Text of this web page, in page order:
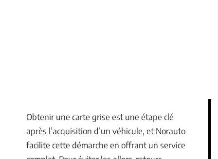
Obtenir une carte grise est une étape clé
après l’acquisition d’un véhicule, et Norauto
facilite cette démarche en offrant un service